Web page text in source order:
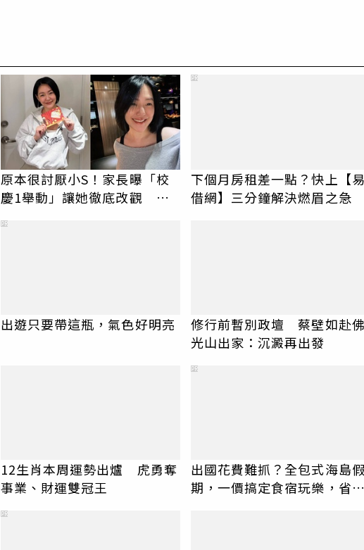
原本很討厭小S！家長曝「校
慶1舉動」讓她徹底改觀 網
下個月房租差一點？快上【
借網】三分鐘解決燃眉之急
PR
出遊只要帶這瓶，氣色好明亮
PR
修行前暫別政壇 蔡壁如赴
光山出家：沉澱再出發
12生肖本周運勢出爐 虎勇奪
事業、財運雙冠王
出國花費難抓？全包式海島
期，一價搞定食宿玩樂，省
PR
PR